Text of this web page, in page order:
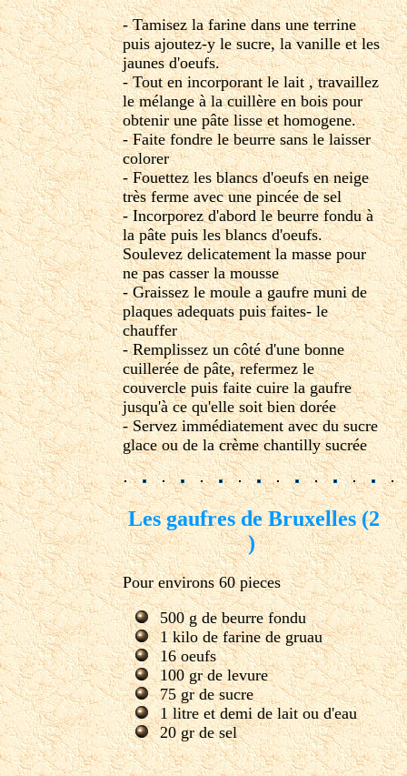
- Tamisez la farine dans une terrine
puis ajoutez-y le sucre, la vanille et les
jaunes d'oeufs.
- Tout en incorporant le lait , travaillez
le mélange à la cuillère en bois pour
obtenir une pâte lisse et homogene.
- Faite fondre le beurre sans le laisser
colorer
- Fouettez les blancs d'oeufs en neige
très ferme avec une pincée de sel
- Incorporez d'abord le beurre fondu à
la pâte puis les blancs d'oeufs.
Soulevez delicatement la masse pour
ne pas casser la mousse
- Graissez le moule a gaufre muni de
plaques adequats puis faites- le
chauffer
- Remplissez un côté d'une bonne
cuillerée de pâte, refermez le
couvercle puis faite cuire la gaufre
jusqu'à ce qu'elle soit bien dorée
- Servez immédiatement avec du sucre
glace ou de la crème chantilly sucrée
Les gaufres de Bruxelles (2
)
Pour environs 60 pieces
500 g de beurre fondu
1 kilo de farine de gruau
16 oeufs
100 gr de levure
75 gr de sucre
1 litre et demi de lait ou d'eau
20 gr de sel